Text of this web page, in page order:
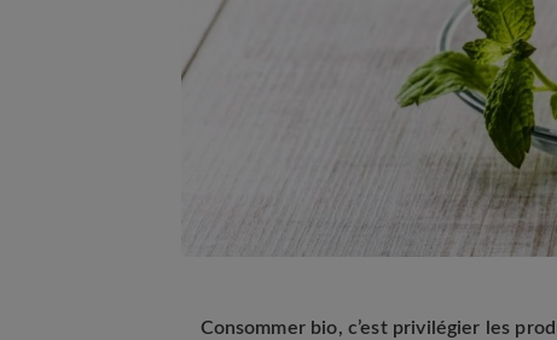
Consommer bio, c’est privilégier les